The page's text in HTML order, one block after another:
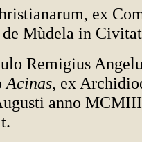
ex
Mùdela in
Remigius
Acinas, ex
anno